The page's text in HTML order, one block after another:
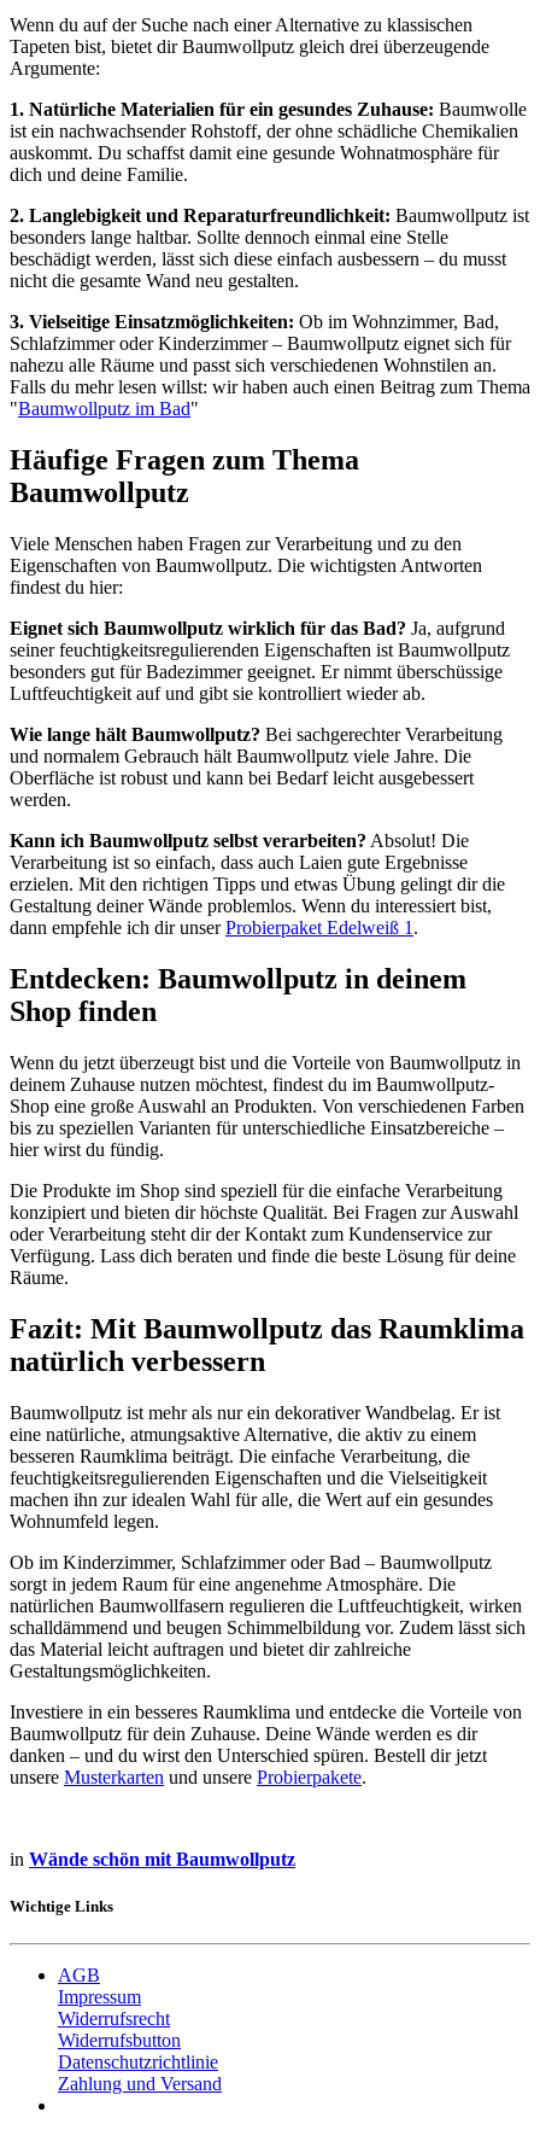
Wenn du auf der Suche nach einer Alternative zu klassischen
Tapeten bist, bietet dir Baumwollputz gleich drei überzeugende
Argumente:
1. Natürliche Materialien für ein gesundes Zuhause: Baumwolle
ist ein nachwachsender Rohstoff, der ohne schädliche Chemikalien
auskommt. Du schaffst damit eine gesunde Wohnatmosphäre für
dich und deine Familie.
2. Langlebigkeit und Reparaturfreundlichkeit: Baumwollputz ist
besonders lange haltbar. Sollte dennoch einmal eine Stelle
beschädigt werden, lässt sich diese einfach ausbessern – du musst
nicht die gesamte Wand neu gestalten.
3. Vielseitige Einsatzmöglichkeiten: Ob im Wohnzimmer, Bad,
Schlafzimmer oder Kinderzimmer – Baumwollputz eignet sich für
nahezu alle Räume und passt sich verschiedenen Wohnstilen an.
Falls du mehr lesen willst: wir haben auch einen Beitrag zum Thema
"Baumwollputz im Bad"
Häufige Fragen zum Thema
Baumwollputz
Viele Menschen haben Fragen zur Verarbeitung und zu den
Eigenschaften von Baumwollputz. Die wichtigsten Antworten
findest du hier:
Eignet sich Baumwollputz wirklich für das Bad? Ja, aufgrund
seiner feuchtigkeitsregulierenden Eigenschaften ist Baumwollputz
besonders gut für Badezimmer geeignet. Er nimmt überschüssige
Luftfeuchtigkeit auf und gibt sie kontrolliert wieder ab.
Wie lange hält Baumwollputz? Bei sachgerechter Verarbeitung
und normalem Gebrauch hält Baumwollputz viele Jahre. Die
Oberfläche ist robust und kann bei Bedarf leicht ausgebessert
werden.
Kann ich Baumwollputz selbst verarbeiten? Absolut! Die
Verarbeitung ist so einfach, dass auch Laien gute Ergebnisse
erzielen. Mit den richtigen Tipps und etwas Übung gelingt dir die
Gestaltung deiner Wände problemlos. Wenn du interessiert bist,
dann empfehle ich dir unserProbierpaket Edelweiß 1 .
Entdecken: Baumwollputz in deinem
Shop finden
Wenn du jetzt überzeugt bist und die Vorteile von Baumwollputz in
deinem Zuhause nutzen möchtest, findest du im Baumwollputz-
Shop eine große Auswahl an Produkten. Von verschiedenen Farben
bis zu speziellen Varianten für unterschiedliche Einsatzbereiche –
hier wirst du fündig.
Die Produkte im Shop sind speziell für die einfache Verarbeitung
konzipiert und bieten dir höchste Qualität. Bei Fragen zur Auswahl
oder Verarbeitung steht dir der Kontakt zum Kundenservice zur
Verfügung. Lass dich beraten und finde die beste Lösung für deine
Räume.
Fazit: Mit Baumwollputz das Raumklima
natürlich verbessern
Baumwollputz ist mehr als nur ein dekorativer Wandbelag. Er ist
eine natürliche, atmungsaktive Alternative, die aktiv zu einem
besseren Raumklima beiträgt. Die einfache Verarbeitung, die
feuchtigkeitsregulierenden Eigenschaften und die Vielseitigkeit
machen ihn zur idealen Wahl für alle, die Wert auf ein gesundes
Wohnumfeld legen.
Ob im Kinderzimmer, Schlafzimmer oder Bad – Baumwollputz
sorgt in jedem Raum für eine angenehme Atmosphäre. Die
natürlichen Baumwollfasern regulieren die Luftfeuchtigkeit, wirken
schalldämmend und beugen Schimmelbildung vor. Zudem lässt sich
das Material leicht auftragen und bietet dir zahlreiche
Gestaltungsmöglichkeiten.
Investiere in ein besseres Raumklima und entdecke die Vorteile von
Baumwollputz für dein Zuhause. Deine Wände werden es dir
danken – und du wirst den Unterschied spüren. Bestell dir jetzt
unsere Musterkarten und unsere Probierpakete.
in Wände schön mit Baumwollputz
Wichtige Links
AGB
Impressum
Widerrufsrecht
Widerrufsbutton
Datenschutzrichtlinie
Zahlung und Versand